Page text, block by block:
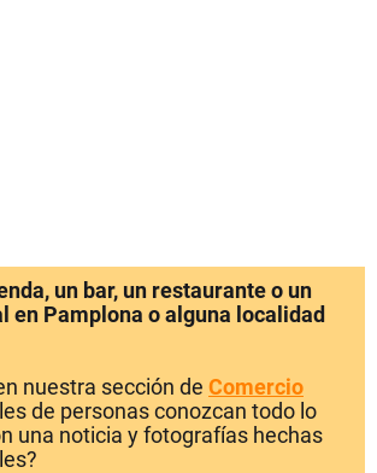
un bar, un restaurante o un
en Pamplona o alguna localidad
nuestra sección de Comercio
de personas conozcan todo lo
una noticia y fotografías hechas